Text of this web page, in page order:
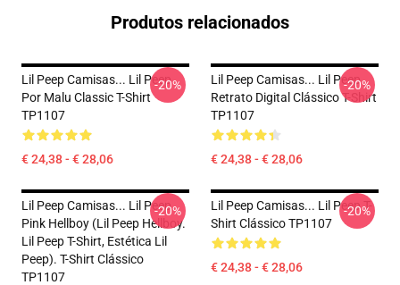
Produtos relacionados
Lil Peep Camisas... Lil Peep
Por Malu Classic T-Shirt
TP1107
€ 24,38 - € 28,06
-20%
Lil Peep Camisas... Lil Peep
Retrato Digital Clássico T-Shirt
TP1107
€ 24,38 - € 28,06
-20%
Lil Peep Camisas... Lil Peep
Pink Hellboy (Lil Peep Hellboy.
Lil Peep T-Shirt, Estética Lil
Peep). T-Shirt Clássico
TP1107
-20%
Lil Peep Camisas... Lil Peep T-
Shirt Clássico TP1107
€ 24,38 - € 28,06
-20%